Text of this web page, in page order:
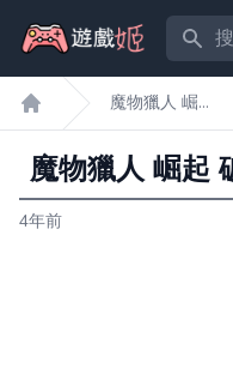
搜尋內
遊戲姬首頁
魔物獵人 崛起
破曉
魔物獵人 崛起
4年前